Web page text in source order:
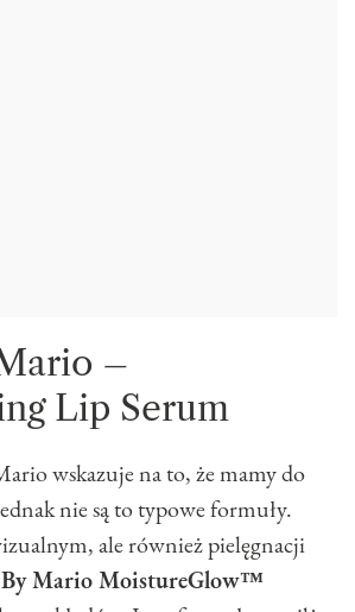
–
Lip Serum
wskazuje na to, że mamy do
nie są to typowe formuły.
ale również pielęgnacji
By Mario MoistureGlow™